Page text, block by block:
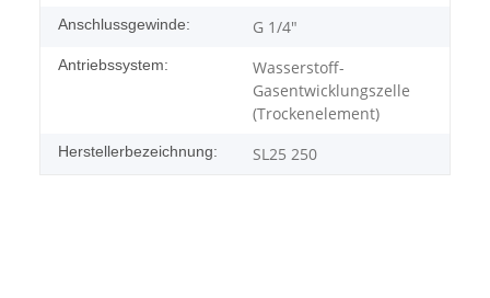
Anschlussgewinde: G 1/4"
Antriebssystem:
Wasserstoff-
Gasentwicklungszelle
(Trockenelement)
Herstellerbezeichnung: SL25 250